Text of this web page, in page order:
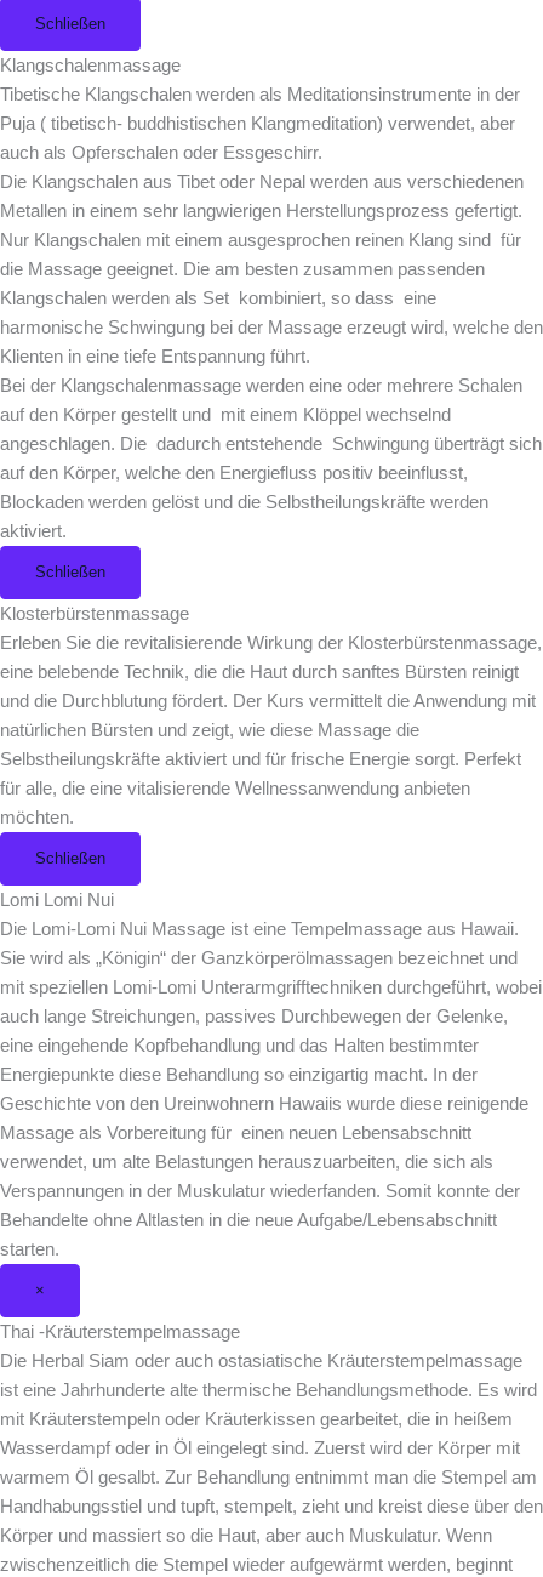
Schließen
Klangschalenmassage
Tibetische Klangschalen werden als Meditationsinstrumente in der
Puja ( tibetisch- buddhistischen Klangmeditation) verwendet, aber
auch als Opferschalen oder Essgeschirr.
Die Klangschalen aus Tibet oder Nepal werden aus verschiedenen
Metallen in einem sehr langwierigen Herstellungsprozess gefertigt.
Nur Klangschalen mit einem ausgesprochen reinen Klang sind für
die Massage geeignet. Die am besten zusammen passenden
Klangschalen werden als Set kombiniert, so dass eine
harmonische Schwingung bei der Massage erzeugt wird, welche den
Klienten in eine tiefe Entspannung führt.
Bei der Klangschalenmassage werden eine oder mehrere Schalen
auf den Körper gestellt und mit einem Klöppel wechselnd
angeschlagen. Die dadurch entstehende Schwingung überträgt sich
auf den Körper, welche den Energiefluss positiv beeinflusst,
Blockaden werden gelöst und die Selbstheilungskräfte werden
aktiviert.
Schließen
Klosterbürstenmassage
Erleben Sie die revitalisierende Wirkung der Klosterbürstenmassage,
eine belebende Technik, die die Haut durch sanftes Bürsten reinigt
und die Durchblutung fördert. Der Kurs vermittelt die Anwendung mit
natürlichen Bürsten und zeigt, wie diese Massage die
Selbstheilungskräfte aktiviert und für frische Energie sorgt. Perfekt
für alle, die eine vitalisierende Wellnessanwendung anbieten
möchten.
Schließen
Lomi Lomi Nui
Die Lomi-Lomi Nui Massage ist eine Tempelmassage aus Hawaii.
Sie wird als „Königin“ der Ganzkörperölmassagen bezeichnet und
mit speziellen Lomi-Lomi Unterarmgrifftechniken durchgeführt, wobei
auch lange Streichungen, passives Durchbewegen der Gelenke,
eine eingehende Kopfbehandlung und das Halten bestimmter
Energiepunkte diese Behandlung so einzigartig macht. In der
Geschichte von den Ureinwohnern Hawaiis wurde diese reinigende
Massage als Vorbereitung für einen neuen Lebensabschnitt
verwendet, um alte Belastungen herauszuarbeiten, die sich als
Verspannungen in der Muskulatur wiederfanden. Somit konnte der
Behandelte ohne Altlasten in die neue Aufgabe/Lebensabschnitt
starten.
×
Thai -Kräuterstempelmassage
Die Herbal Siam oder auch ostasiatische Kräuterstempelmassage
ist eine Jahrhunderte alte thermische Behandlungsmethode. Es wird
mit Kräuterstempeln oder Kräuterkissen gearbeitet, die in heißem
Wasserdampf oder in Öl eingelegt sind. Zuerst wird der Körper mit
warmem Öl gesalbt. Zur Behandlung entnimmt man die Stempel am
Handhabungsstiel und tupft, stempelt, zieht und kreist diese über den
Körper und massiert so die Haut, aber auch Muskulatur. Wenn
zwischenzeitlich die Stempel wieder aufgewärmt werden, beginnt